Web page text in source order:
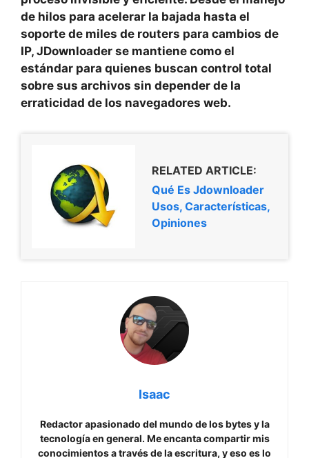
de hilos para acelerar la bajada hasta el
soporte de miles de routers para cambios de
IP, JDownloader se mantiene como el
estándar para quienes buscan control total
sobre sus archivos sin depender de la
erraticidad de los navegadores web.
RELATED ARTICLE:
Qué Es Jdownloader
Usos, Características,
Opiniones
Isaac
Redactor apasionado del mundo de los bytes y la
tecnología en general. Me encanta compartir mis
conocimientos a través de la escritura, y eso es lo